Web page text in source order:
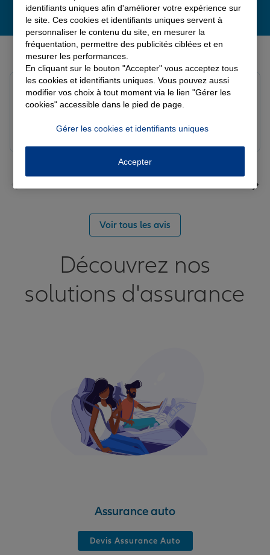
Derniers avis de nos agences Allianz
Le 07/08/2026 - Agence NANTERRE
Réactif et efficace le service impeccable
Yayaya M.
Voir tous les avis
Découvrez nos
solutions d'assurance
Assurance auto
Devis Assurance Auto
identifiants uniques afin d'améliorer votre expérience sur
le site. Ces cookies et identifiants uniques servent à
personnaliser le contenu du site, en mesurer la
fréquentation, permettre des publicités ciblées et en
mesurer les performances.
En cliquant sur le bouton "Accepter" vous acceptez tous
les cookies et identifiants uniques. Vous pouvez aussi
modifier vos choix à tout moment via le lien "Gérer les
cookies" accessible dans le pied de page.
Gérer les cookies et identifiants uniques
Accepter